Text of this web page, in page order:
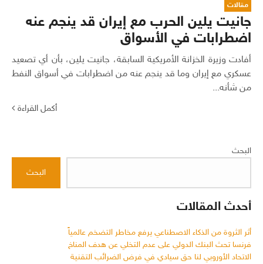
مقالات
جانيت يلين الحرب مع إيران قد ينجم عنه
اضطرابات في الأسواق
أفادت وزيرة الخزانة الأمريكية السابقة، جانيت يلين، بأن أي تصعيد
عسكري مع إيران وما قد ينجم عنه من اضطرابات في أسواق النفط
من شأنه...
أكمل القراءة
البحث
البحث
أحدث المقالات
أثر الثروة من الذكاء الاصطناعي يرفع مخاطر التضخم عالمياً
فرنسا تحث البنك الدولي على عدم التخلي عن هدف المناخ
الاتحاد الأوروبي لنا حق سيادي في فرض الضرائب التقنية